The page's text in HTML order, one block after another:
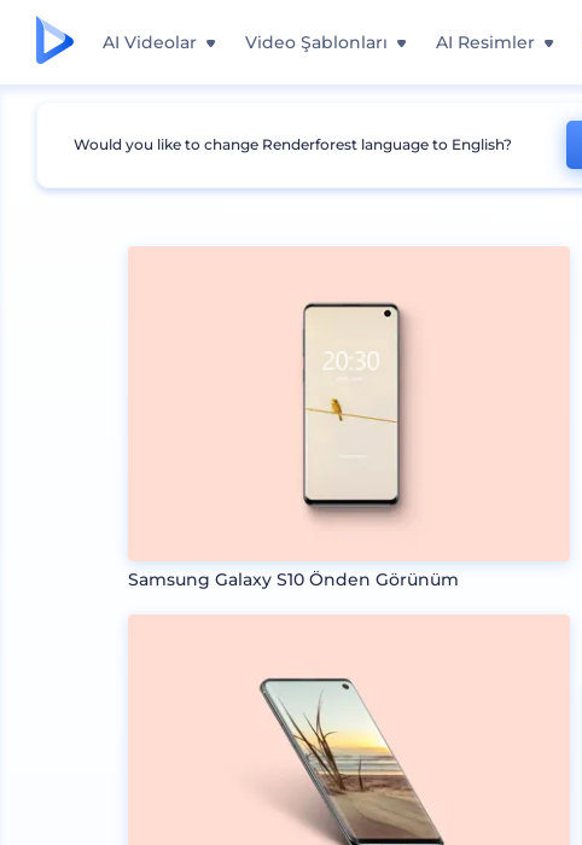
AI Videolar Video Şablonları AI Resimler
Mockuplar Cihazlar Android Mockup
Samsung Galaxy S10 Önden Görünüm
Would you like to change Renderforest language to English?